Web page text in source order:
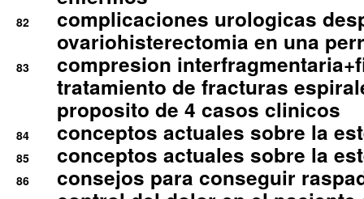
82
complicaciones urologicas
ovariohisterectomia en una
83
compresion
tratamiento de fracturas
proposito de 4 casos clinicos
84 conceptos actuales sobre la
85 conceptos actuales sobre la
86 consejos para conseguir